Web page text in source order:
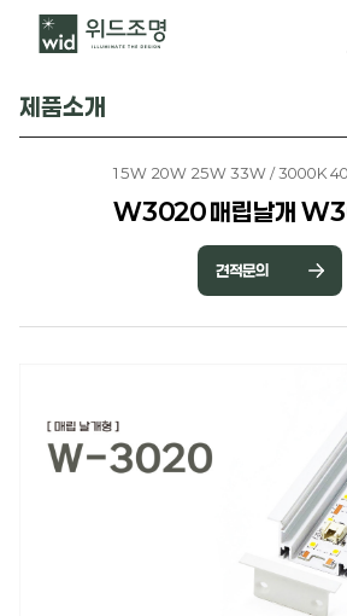
제품소개
15W 20W 25W 33W / 3000K
W3020 매립날개
견적문의